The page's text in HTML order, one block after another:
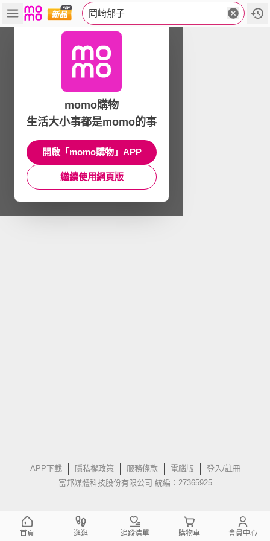
岡崎郁子
APP下載 隱私權政策 服務條款 電腦版
登入/註冊
富邦媒體科技股份有限公司 統編：27365925
momo購物
生活大小事都是momo的事
開啟「momo購物」APP
繼續使用網頁版
首頁 逛逛 追蹤清單 購物車 會員中心